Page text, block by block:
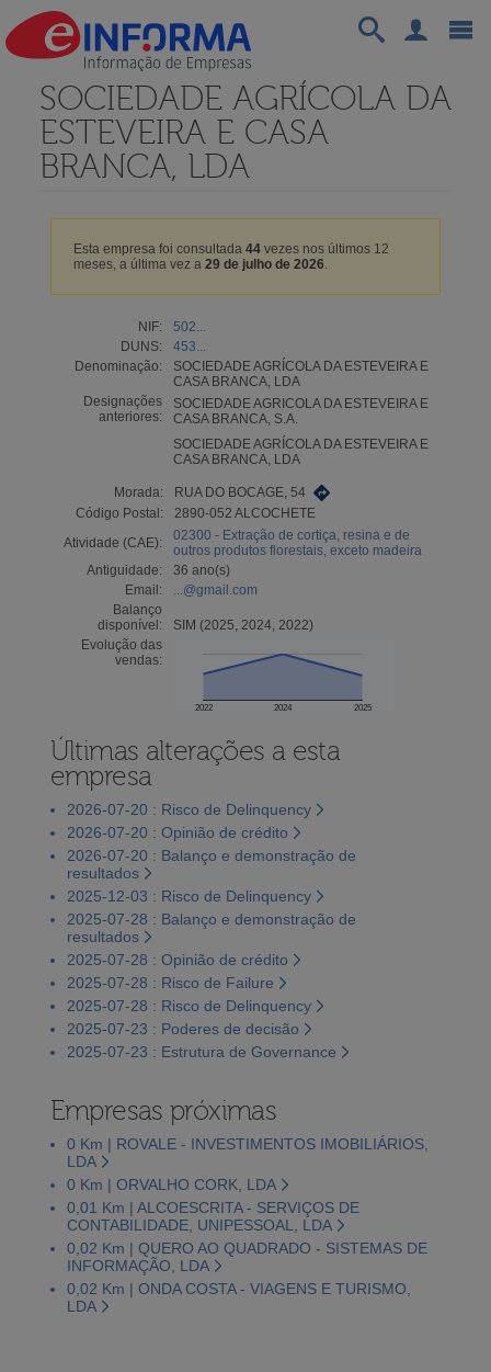
SOCIEDADE AGRÍCOLA DA
ESTEVEIRA E CASA
BRANCA, LDA
Esta empresa foi consultada 44vezes nos últimos 12
meses, a última vez a 29 de julho de 2026.
NIF:
502...
DUNS:
453...
Denominação:
SOCIEDADE AGRÍCOLA DA ESTEVEIRA E
CASA BRANCA, LDA
Designações
anteriores:
SOCIEDADE AGRICOLA DA ESTEVEIRA E
CASA BRANCA, S.A.
SOCIEDADE AGRÍCOLA DA ESTEVEIRA E
CASA BRANCA, LDA
Morada:
RUA DO BOCAGE, 54
Código Postal:
2890-052 ALCOCHETE
Atividade (CAE):
02300 - Extração de cortiça, resina e de
outros produtos florestais, exceto madeira
Antiguidade:
36 ano(s)
Email:
...@gmail.com
Balanço
disponível:
SIM (2025, 2024, 2022)
Evolução das
vendas:
2022 2024 2025
Últimas alterações a esta
empresa
2026-07-20 : Risco de Delinquency
2026-07-20 : Opinião de crédito
2026-07-20 : Balanço e demonstração de
resultados
2025-12-03 : Risco de Delinquency
2025-07-28 : Balanço e demonstração de
resultados
2025-07-28 : Opinião de crédito
2025-07-28 : Risco de Failure
2025-07-28 : Risco de Delinquency
2025-07-23 : Poderes de decisão
2025-07-23 : Estrutura de Governance
Empresas próximas
0 Km | ROVALE - INVESTIMENTOS IMOBILIÁRIOS,
LDA
0 Km | ORVALHO CORK, LDA
0,01 Km | ALCOESCRITA - SERVIÇOS DE
CONTABILIDADE, UNIPESSOAL, LDA
0,02 Km | QUERO AO QUADRADO - SISTEMAS DE
INFORMAÇÃO, LDA
0,02 Km | ONDA COSTA - VIAGENS E TURISMO,
LDA